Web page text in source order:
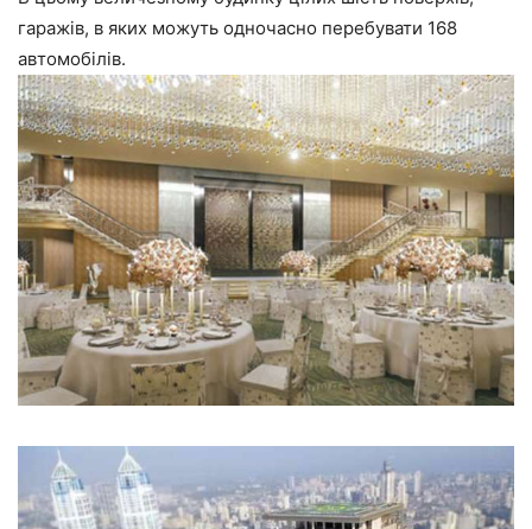
гаражів, в яких можуть одночасно перебувати 168
автомобілів.